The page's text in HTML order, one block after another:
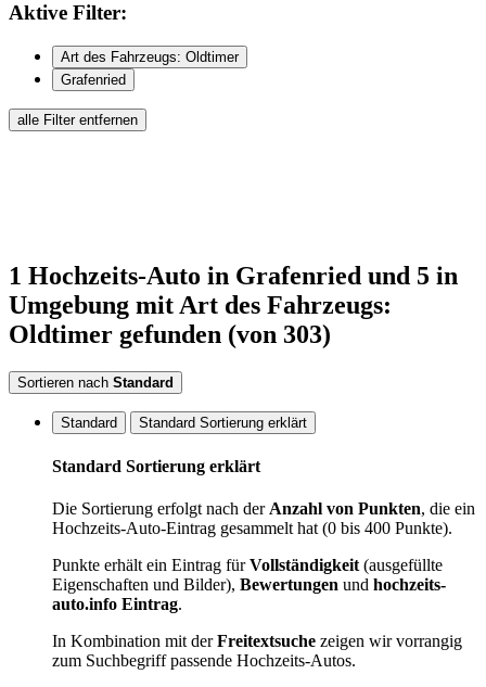
Aktive Filter:
Art des Fahrzeugs: Oldtimer
Grafenried
alle Filter entfernen
1 Hochzeits-Auto in Grafenried und 5 in
Umgebung mit Art des Fahrzeugs:
Oldtimer gefunden (von 303)
Sortieren nach Standard
Standard Standard Sortierung erklärt
Standard Sortierung erklärt
Die Sortierung erfolgt nach derAnzahl von Punkten, die ein
Hochzeits-Auto-Eintrag gesammelt hat (0 bis 400 Punkte).
Punkte erhält ein Eintrag fürVollständigkeit(ausgefüllte
Eigenschaften und Bilder), Bewertungen und hochzeits-
auto.info Eintrag.
In Kombination mit derFreitextsuche zeigen wir vorrangig
zum Suchbegriff passende Hochzeits-Autos.